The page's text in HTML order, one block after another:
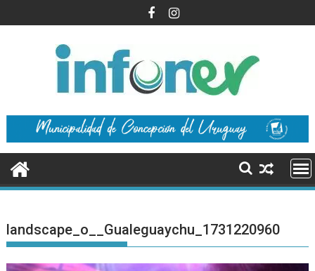
al
landscape_o__Gualeguaychu_1731220960